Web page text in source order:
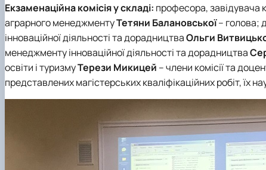
Екзаменаційна комісія у складі: професора,
аграрного менеджментуТетяни Балановської– голова;
інноваційної діяльності та дорадництваОльги
менеджменту інноваційної діяльності та дорадництва
освіти і туризмуТерези Микицей – члени комісії та
представлених магістерських кваліфікаційних робіт,